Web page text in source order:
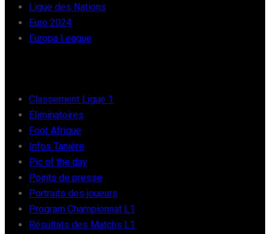
Ligue des Nations
Euro 2024
Europa League
Classement Ligue 1
Éliminatoires
Foot Afrique
Infos Tanière
Pic of the day
Points de presse
Portraits des joueurs
Program Championnat L1
Résultats des Matchs L1